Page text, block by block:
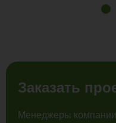
Заказать
Менеджеры